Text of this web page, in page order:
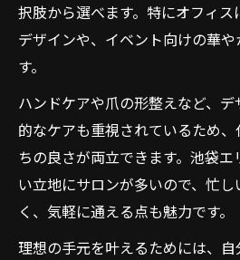
択肢から選べます。特にオフィ
デザインや、イベント向けの華
す。
ハンドケアや爪の形整えなど、
的なケアも重視されているため
ちの良さが両立できます。池袋
い立地にサロンが多いので、忙
く、気軽に通える点も魅力です。
理想の手元を叶えるためには、